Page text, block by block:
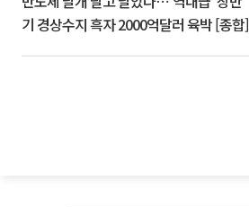
기 경상수지 흑자 2000억달러 육박 [종합]